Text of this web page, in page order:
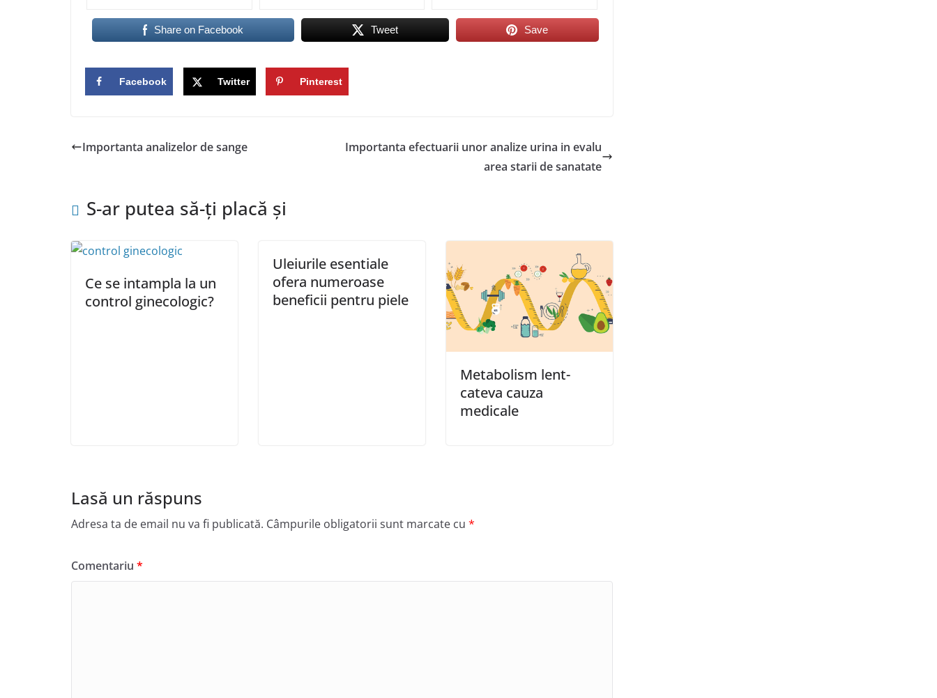
Share on Facebook Tweet Save
Facebook Twitter Pinterest
Importanta analizelor de sange
Importanta efectuarii unor analize urina in evalu
area starii de sanatate
S-ar putea să-ți placă și
Ce se intampla la un
control ginecologic?
Uleiurile esentiale
ofera numeroase
beneficii pentru piele
Metabolism lent-
cateva cauza
medicale
Lasă un răspuns
Adresa ta de email nu va fi publicată. Câmpurile obligatorii sunt marcate cu *
Comentariu *